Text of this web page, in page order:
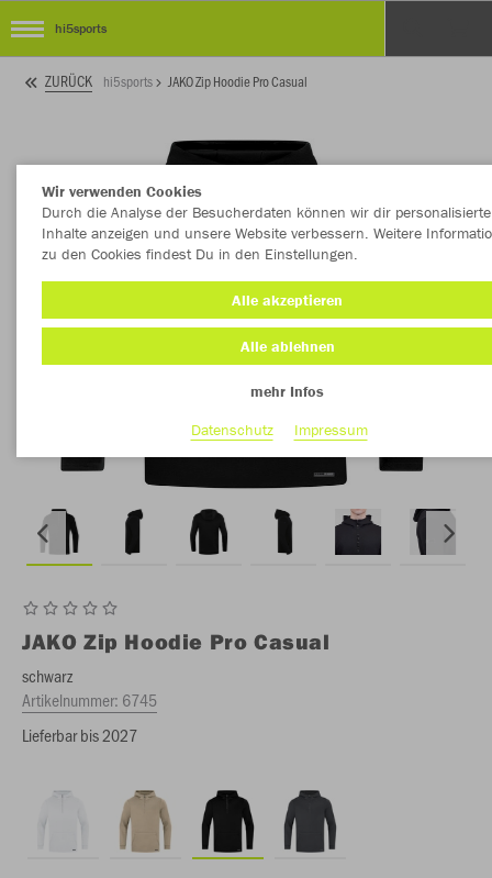
hi5sports
ZURÜCK hi5sports JAKO Zip Hoodie Pro Casual
JAKO Zip Hoodie Pro Casual
schwarz
Artikelnummer: 6745
Lieferbar bis 2027
Wir verwenden Cookies
Durch die Analyse der Besucherdaten können wir dir personalisierte
Inhalte anzeigen und unsere Website verbessern. Weitere
zu den Cookies findest Du in den Einstellungen.
Alle akzeptieren
Alle ablehnen
mehr Infos
Datenschutz
Impressum